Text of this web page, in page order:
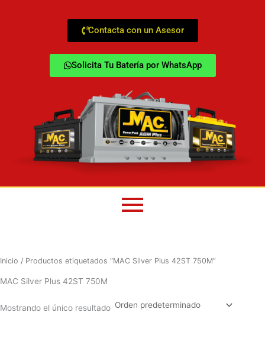
Contacta con un Asesor
Solicita Tu Batería por WhatsApp
Inicio / Productos etiquetados “MAC Silver Plus 42ST 750M”
MAC Silver Plus 42ST 750M
Mostrando el único resultado